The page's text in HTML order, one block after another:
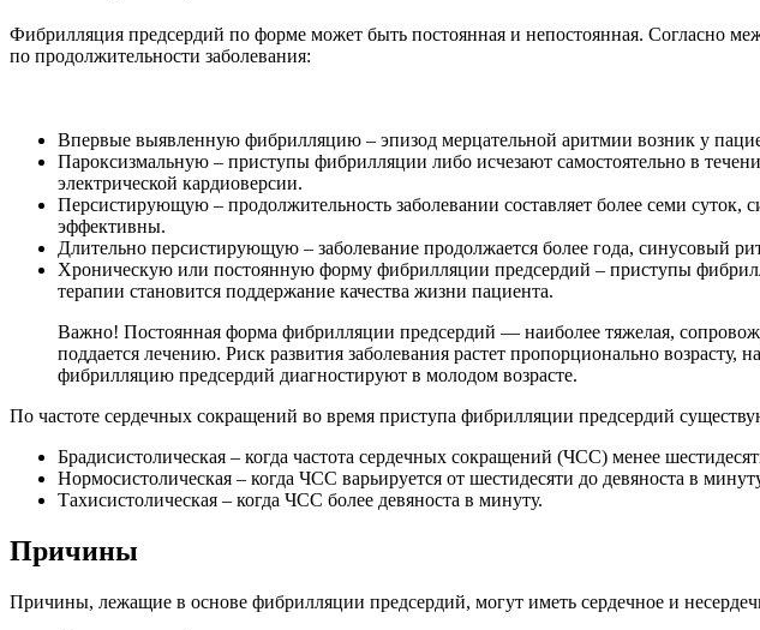
Фибрилляция предсердий по форме может быть постоянная и непостоянная. Согласно
по продолжительности заболевания:
Впервые выявленную фибрилляцию – эпизод мерцательной аритмии возник у
Пароксизмальную – приступы фибрилляции либо исчезают самостоятельно в
электрической кардиоверсии.
Персистирующую – продолжительность заболевании составляет более семи суток,
эффективны.
Длительно персистирующую – заболевание продолжается более года, синусовый
Хроническую или постоянную форму фибрилляции предсердий – приступы
терапии становится поддержание качества жизни пациента.
Важно! Постоянная форма фибрилляции предсердий — наиболее тяжелая,
поддается лечению. Риск развития заболевания растет пропорционально
фибрилляцию предсердий диагностируют в молодом возрасте.
По частоте сердечных сокращений во время приступа фибрилляции предсердий
Брадисистолическая – когда частота сердечных сокращений (ЧСС) менее
Нормосистолическая – когда ЧСС варьируется от шестидесяти до девяноста в
Тахисистолическая – когда ЧСС более девяноста в минуту.
Причины
Причины, лежащие в основе фибрилляции предсердий, могут иметь сердечное и